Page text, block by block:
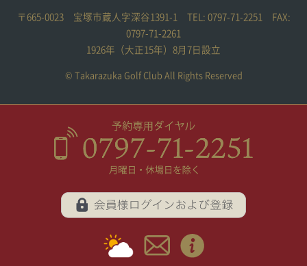
〒665-0023 宝塚市蔵人字深谷1391-1 TEL: 0797-71-2251 FAX:
0797-71-2261
1926年（大正15年）8月7日設立
© Takarazuka Golf Club All Rights Reserved